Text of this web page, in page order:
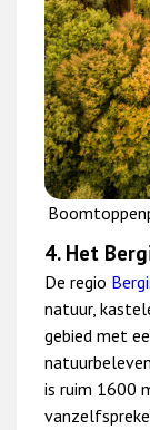
4. Het
De regio
natuur,
gebied met
is ruim 1600